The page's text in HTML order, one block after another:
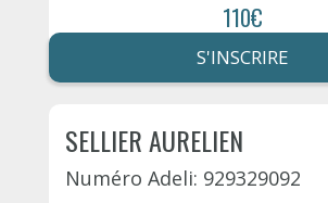
110€
S'INSCRIRE
SELLIER AURELIEN
Numéro Adeli: 929329092